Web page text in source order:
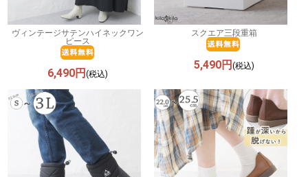
ヴィンテージサテンハイネックワン
ピース
6,490円(税込)
スクエア三段重箱
5,490円 (税込)